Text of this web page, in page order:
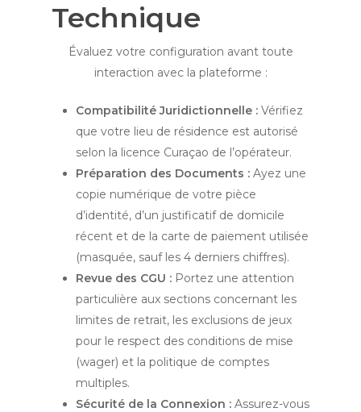
Technique
Évaluez votre configuration avant toute
interaction avec la plateforme :
Compatibilité Juridictionnelle : Vérifiez
que votre lieu de résidence est autorisé
selon la licence Curaçao de l’opérateur.
Préparation des Documents : Ayez une
copie numérique de votre pièce
d’identité, d’un justificatif de domicile
récent et de la carte de paiement utilisée
(masquée, sauf les 4 derniers chiffres).
Revue des CGU : Portez une attention
particulière aux sections concernant les
limites de retrait, les exclusions de jeux
pour le respect des conditions de mise
(wager) et la politique de comptes
multiples.
Sécurité de la Connexion : Assurez-vous